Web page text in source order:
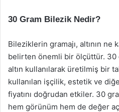
30 Gram Bilezik Nedir?
Bileziklerin gramajı, altının ne
belirten önemli bir ölçüttür. 30
altın kullanılarak üretilmiş bir
kullanılan işçilik, estetik ve
fiyatını doğrudan etkiler. 30
hem görünüm hem de değer